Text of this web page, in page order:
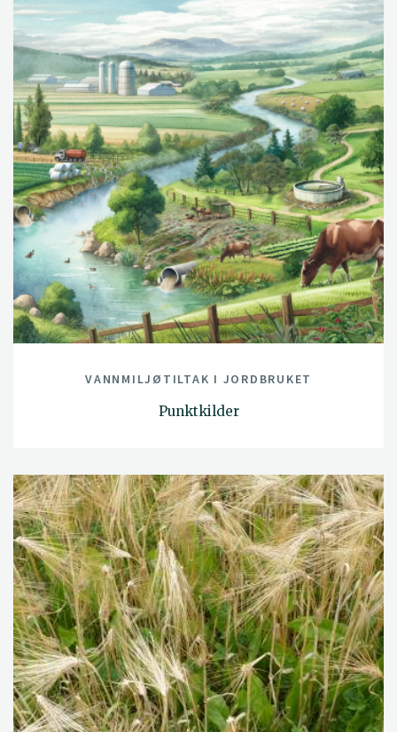
VANNMILJØTILTAK I JORDBRUKET
Punktkilder